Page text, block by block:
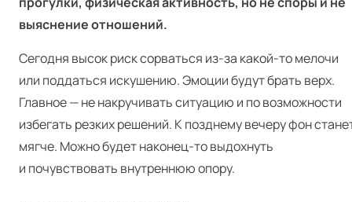
выяснение отношений.
Сегодня высок риск сорваться из‑за какой-то мелочи
или поддаться искушению. Эмоции будут брать верх.
Главное — не накручивать ситуацию и по возможности
избегать резких решений. К позднему вечеру фон
мягче. Можно будет наконец-то выдохнуть
и почувствовать внутреннюю опору.